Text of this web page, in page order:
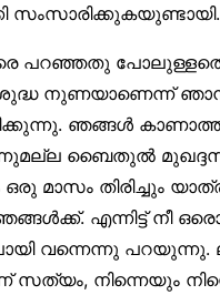
സംസാരിക്കുകയുണ്ടായി.
പറഞ്ഞതു
നുണയാണെന്ന്
ഞങ്ങൾ
ബൈതുൽ
മാസം തിരിച്ചും
എന്നിട്ട് നീ
വന്നെന്നു പറയുന്നു.
സത്യം, നിന്നെയും